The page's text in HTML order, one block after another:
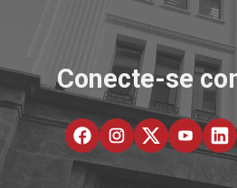
Conecte-se